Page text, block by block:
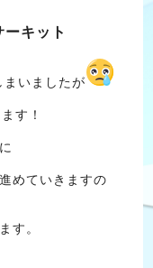
キット
いましたが
す！
めていきますの
す。